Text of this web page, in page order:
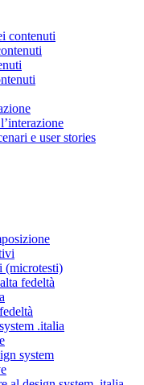
contenuti
e user stories
(microtesti)
fedeltà
.italia
system